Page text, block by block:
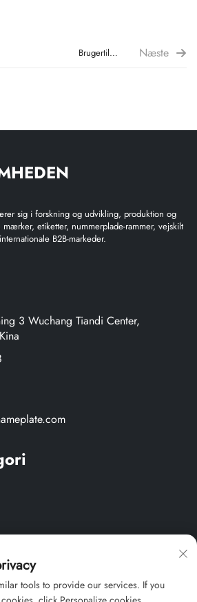
Næste
Brugertilpasset
med
sig i forskning og udvikling, produktion og
etiketter, nummerplade-rammer, vejskilt
B2B-markeder.
3 Wuchang Tiandi Center,
tools to provide our services. If you